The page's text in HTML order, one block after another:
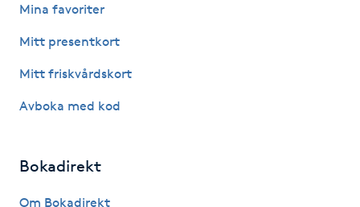
Kinesisk medicin
Klangmassage
Mina favoriter
Mitt presentkort
Mitt friskvårdskort
Avboka med kod
Bokadirekt
Om Bokadirekt